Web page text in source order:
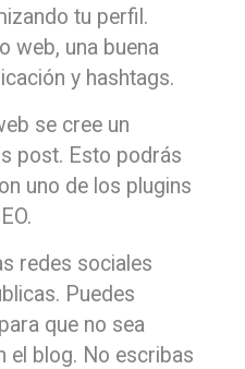
tu perfil.
web, una buena
y hashtags.
se cree un
post. Esto podrás
uno de los plugins
redes sociales
Puedes
que no sea
el blog. No escribas